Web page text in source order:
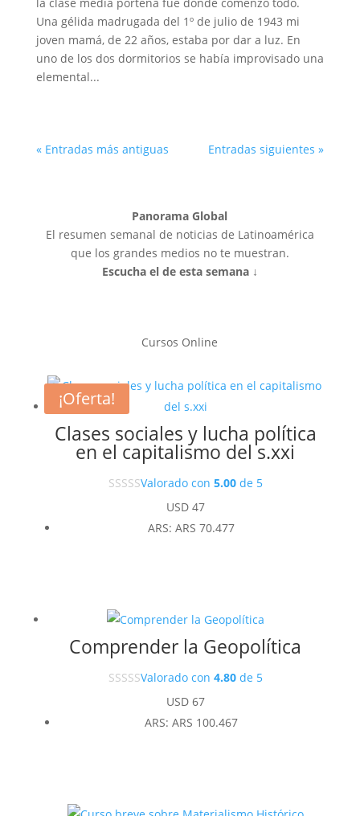
Una gélida madrugada del 1º de julio de 1943 mi
joven mamá, de 22 años, estaba por dar a luz. En
uno de los dos dormitorios se había improvisado una
elemental...
« Entradas más antiguas Entradas siguientes »
Panorama Global
El resumen semanal de noticias de Latinoamérica
que los grandes medios no te muestran.
Escucha el de esta semana ↓
Cursos Online
Clases sociales y lucha política
en el capitalismo del s.xxi
Valorado con 5.00de 5
USD47
ARS: ARS 70.477
Comprender la Geopolítica
Valorado con 4.80de 5
USD67
ARS: ARS 100.467
¡Oferta!